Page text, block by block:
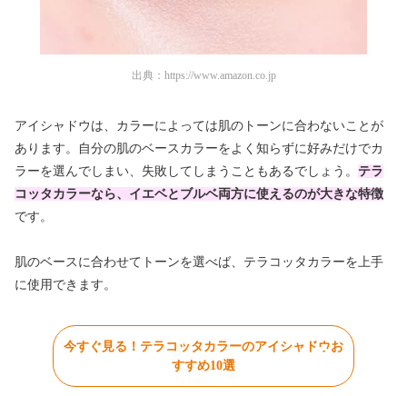
出典： https://www.amazon.co.jp
アイシャドウは、カラーによっては肌のトーンに合わないことが
あります。自分の肌のベースカラーをよく知らずに好みだけでカ
ラーを選んでしまい、失敗してしまうこともあるでしょう。 テラ
コッタカラーなら、イエベとブルベ両方に使えるのが大きな特徴
です。
肌のベースに合わせてトーンを選べば、テラコッタカラーを上手
に使用できます。
今すぐ見る！テラコッタカラーのアイシャドウお
すすめ10選